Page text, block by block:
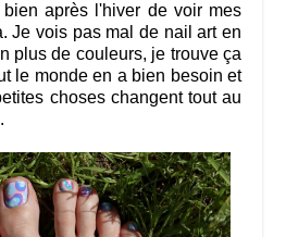
après l'hiver de voir mes
Je vois pas mal de nail art en
plus de couleurs, je trouve ça
le monde en a bien besoin et
choses changent tout au